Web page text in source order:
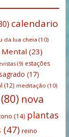
calendario
da lua cheia (10)
(23)
(9) estações
(17)
(12) meditação (10)
(80) nova
(14) plantas
(47) reino